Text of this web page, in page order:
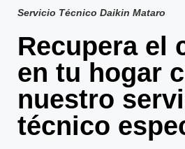
Servicio Técnico Daikin Mataro
Recupera el
en tu hogar
nuestro
técnico